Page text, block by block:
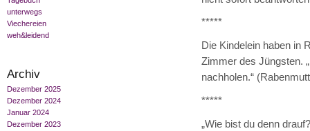
unterwegs
Viechereien
weh&leidend
Archiv
Dezember 2025
Dezember 2024
Januar 2024
Dezember 2023
*****
Die Kindelein haben in
Zimmer des Jüngsten.
nachholen.“
*****
„Wie bist du denn